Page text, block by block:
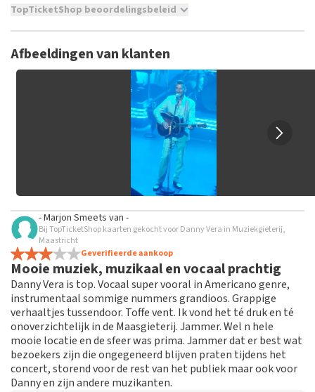
TopTicketShop beoordelingsbeleid
niet mogelijk om een review achter te laten als je geen
tickets hebt aangeschaft bij TopTicketShop. Reviews met
grof taalgebruik en/of onwaarheden worden niet geplaatst.
Het kan enkele weken duren voordat een review wordt
Afbeeldingen van klanten
- Marjon Smeets van -
Bij TopTicketShop kaarten gekocht voor Danny Vera in Muziekgieterij,
Maastricht
Geverifieerde aankoop
Mooie muziek, muzikaal en vocaal prachtig
Danny Vera is top. Vocaal super vooral in Americano genre,
instrumentaal sommige nummers grandioos. Grappige
verhaaltjes tussendoor. Toffe vent. Ik vond het té druk en té
onoverzichtelijk in de Maasgieterij. Jammer. Wel n hele
mooie locatie en de sfeer was prima. Jammer dat er best wat
bezoekers zijn die ongegeneerd blijven praten tijdens het
concert, storend voor de rest van het publiek maar ook voor
Danny en zijn andere muzikanten.